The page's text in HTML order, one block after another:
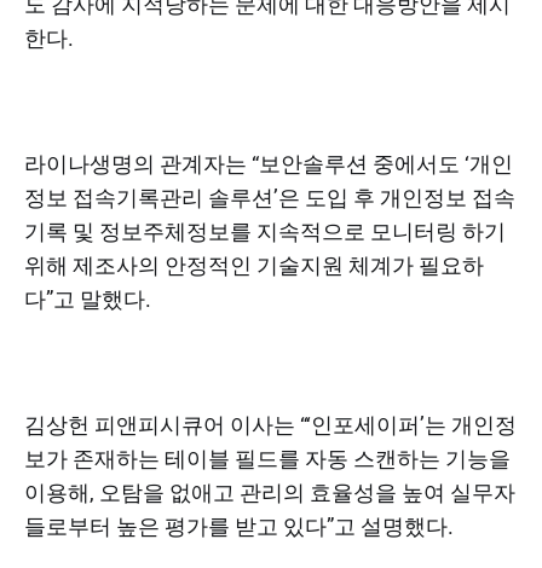
한다.
라이나생명의 관계자는 “보안솔루션 중에서도 ‘개인
정보 접속기록관리 솔루션’은 도입 후 개인정보 접속
기록 및 정보주체정보를 지속적으로 모니터링 하기
위해 제조사의 안정적인 기술지원 체계가 필요하
다”고 말했다.
김상헌 피앤피시큐어 이사는 “‘인포세이퍼’는 개인정
보가 존재하는 테이블 필드를 자동 스캔하는 기능을
이용해, 오탐을 없애고 관리의 효율성을 높여 실무자
들로부터 높은 평가를 받고 있다”고 설명했다.